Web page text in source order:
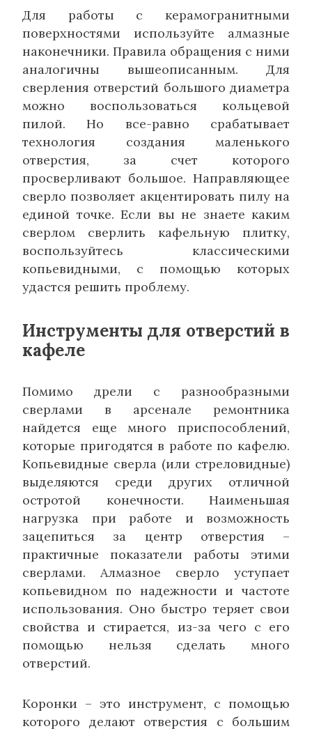
Для работы с керамогранитными
поверхностями используйте алмазные
наконечники. Правила обращения с ними
аналогичны вышеописанным. Для
сверления отверстий большого диаметра
можно воспользоваться кольцевой
пилой. Но все-равно срабатывает
технология создания маленького
отверстия, за счет которого
просверливают большое. Направляющее
сверло позволяет акцентировать пилу на
единой точке. Если вы не знаете каким
сверлом сверлить кафельную плитку,
воспользуйтесь классическими
копьевидными, с помощью которых
удастся решить проблему.
Инструменты для отверстий в
кафеле
Помимо дрели с разнообразными
сверлами в арсенале ремонтника
найдется еще много приспособлений,
которые пригодятся в работе по кафелю.
Копьевидные сверла (или стреловидные)
выделяются среди других отличной
остротой конечности. Наименьшая
нагрузка при работе и возможность
зацепиться за центр отверстия –
практичные показатели работы этими
сверлами. Алмазное сверло уступает
копьевидном по надежности и частоте
использования. Оно быстро теряет свои
свойства и стирается, из-за чего с его
помощью нельзя сделать много
отверстий.
Коронки – это инструмент, с помощью
которого делают отверстия с большим